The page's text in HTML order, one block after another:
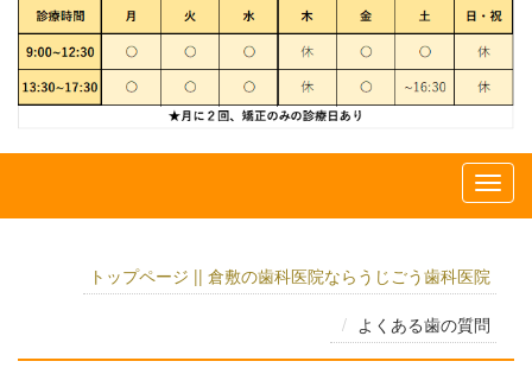
トップページ || 倉敷の歯科医院ならうじごう歯科医院
よくある歯の質問